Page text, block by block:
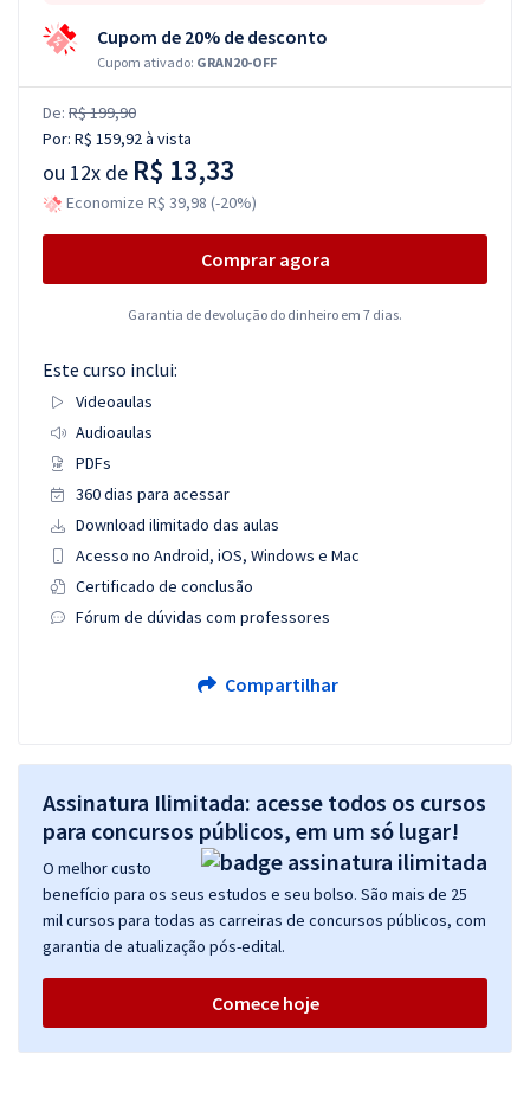
Cupom de 20% de desconto
Cupom ativado: GRAN20-OFF
De: R$ 199,90
Por: R$ 159,92à vista
ou 12x de R$ 13,33
Economize R$ 39,98 (-20%)
Comprar agora
Garantia de devolução do dinheiro em 7 dias.
Este curso inclui:
Videoaulas
Audioaulas
PDFs
360 dias para acessar
Download ilimitado das aulas
Acesso no Android, iOS, Windows e Mac
Certificado de conclusão
Fórum de dúvidas com professores
Compartilhar
Assinatura Ilimitada: acesse todos os cursos
para concursos públicos, em um só lugar!
O melhor custo
benefício para os seus estudos e seu bolso. São mais de 25
mil cursos para todas as carreiras de concursos públicos, com
garantia de atualização pós-edital.
Comece hoje